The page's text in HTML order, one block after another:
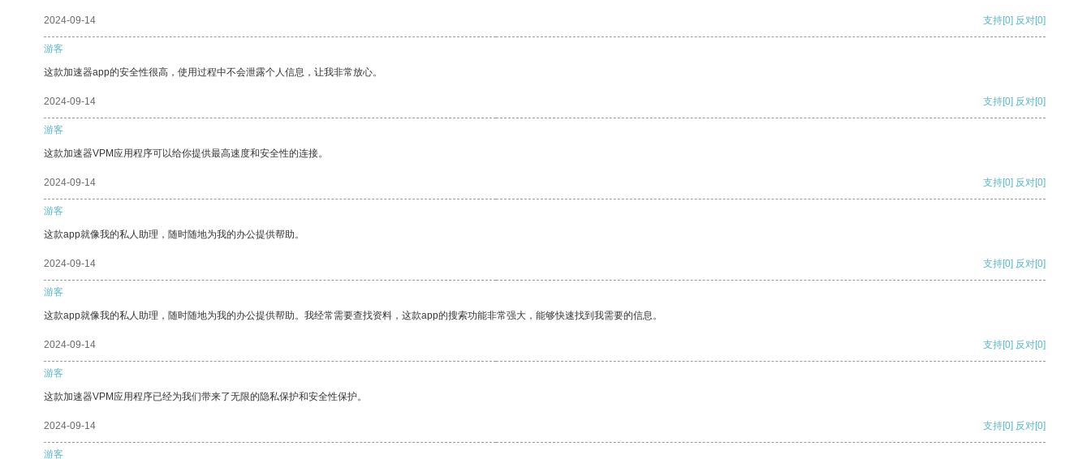
2024-09-14 支持[0] 反对[0]
游客
这款加速器app的安全性很高，使用过程中不会泄露个人信息，让我非常放心。
2024-09-14 支持[0] 反对[0]
游客
这款加速器VPM应用程序可以给你提供最高速度和安全性的连接。
2024-09-14 支持[0] 反对[0]
游客
这款app就像我的私人助理，随时随地为我的办公提供帮助。
2024-09-14 支持[0] 反对[0]
游客
这款app就像我的私人助理，随时随地为我的办公提供帮助。我经常需要查找资料，这款app的搜索功能非常强大，能够快速找到我需要的信息。
2024-09-14 支持[0] 反对[0]
游客
这款加速器VPM应用程序已经为我们带来了无限的隐私保护和安全性保护。
2024-09-14 支持[0] 反对[0]
游客